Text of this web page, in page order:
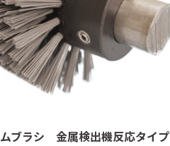
ブラシ 金属検出機反応タイプ